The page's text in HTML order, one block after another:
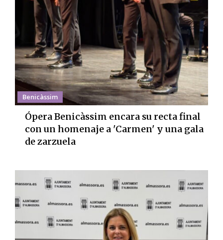
Benicàssim
Ópera Benicàssim encara su recta final
con un homenaje a 'Carmen' y una gala
de zarzuela